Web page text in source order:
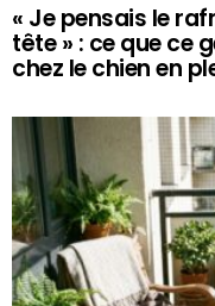
« Je pensais le
tête » : ce que ce
chez le chien en